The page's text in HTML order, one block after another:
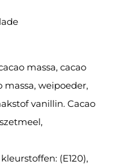
massa, cacao
massa, weipoeder,
vanillin. Cacao
(E120),